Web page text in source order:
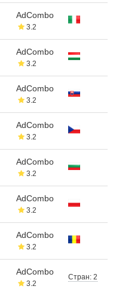
AdCombo
3.2
AdCombo
3.2
AdCombo
3.2
AdCombo
3.2
AdCombo
3.2
AdCombo
3.2
AdCombo
3.2
AdCombo
3.2
Стран: 2